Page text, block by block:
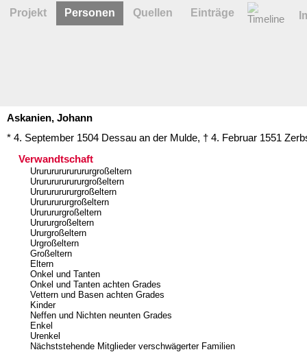
Askanien, Johann
* 4. September 1504 Dessau an der Mulde, † 4. Februar 1551
Verwandtschaft
Ururururururururgroßeltern
Urururururururgroßeltern
Ururururururgroßeltern
Urururururgroßeltern
Ururururgroßeltern
Urururgroßeltern
Ururgroßeltern
Urgroßeltern
Großeltern
Eltern
Onkel und Tanten
Onkel und Tanten achten Grades
Vettern und Basen achten Grades
Kinder
Neffen und Nichten neunten Grades
Enkel
Urenkel
Nächststehende Mitglieder verschwägerter Familien
Projekt Personen Quellen Einträge